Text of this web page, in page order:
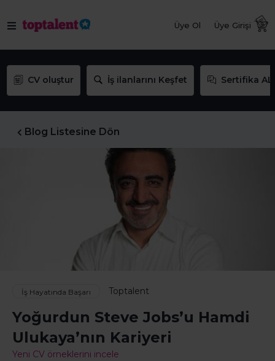
Üye Ol Üye Girişi
CV oluştur İş ilanlarını Keşfet Sertifika AL
Blog Listesine Dön
İş Hayatında Başarı Toptalent
Yoğurdun Steve Jobs’u Hamdi
Ulukaya’nın Kariyeri
Yeni CV örneklerini incele